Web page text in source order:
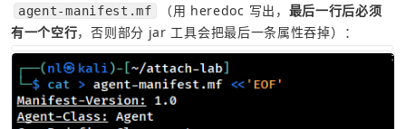
agent-manifest.mf （用 heredoc 写出， 最后一行后必须
有一个空行，否则部分 jar 工具会把最后一条属性吞掉）：